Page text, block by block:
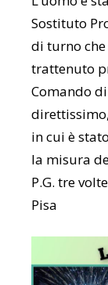
Sostituto
di turno
trattenuto
Comando
in cui è
la misura
P.G. tre
Pisa